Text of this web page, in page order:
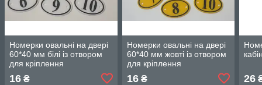
Номерки овальні на двері
60*40 мм білі із отвором
для кріплення
16 ₴
Номерки овальні на двері
60*40 мм жовті із отвором
для кріплення
16₴ 26